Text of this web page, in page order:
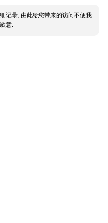
记录, 由此给您带来的访问不便我
意.